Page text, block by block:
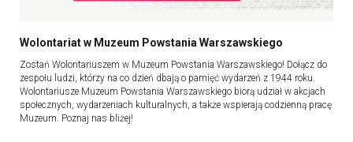
Wolontariat w Muzeum Powstania Warszawskiego
Zostań Wolontariuszem w Muzeum Powstania Warszawskiego! Dołącz do
zespołu ludzi, którzy na co dzień dbają o pamięć wydarzeń z 1944 roku.
Wolontariusze Muzeum Powstania Warszawskiego biorą udział w akcjach
społecznych, wydarzeniach kulturalnych, a także wspierają codzienną pracę
Muzeum. Poznaj nas bliżej!